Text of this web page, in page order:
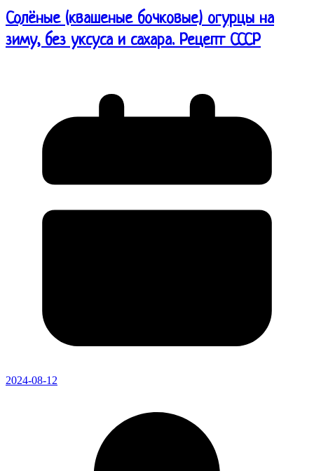
Солёные (квашеные бочковые) огурцы на
зиму, без уксуса и сахара. Рецепт СССР
2024-08-12